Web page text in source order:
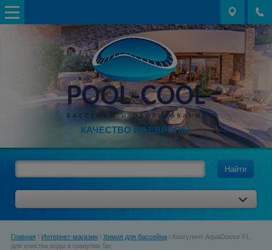
КАЧЕСТВО ИЗ ЕВРОПЫ
Найти
Главная \ Интернет-магазин \ Химия для бассейна \ Коагулянт AquaDoctor FL
для очистки воды в гранулах 5кг